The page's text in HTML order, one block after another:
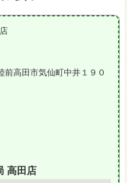
高田市気仙町中井１９０
高田店